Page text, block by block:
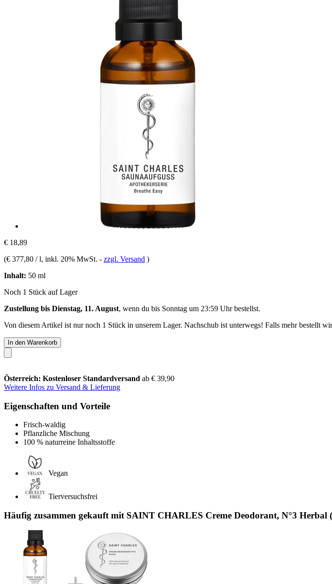
€ 18,89
(€ 377,80 / l, inkl. 20% MwSt. - zzgl. Versand )
Inhalt: 50 ml
Noch 1 Stück auf Lager
Zustellung bis Dienstag, 11. August, wenn du bis Sonntag um 23:59 Uhrbestellst.
Von diesem Artikel ist nur noch 1 Stück in unserem Lager. Nachschub ist unterwegs! Falls mehr bestellt
In den Warenkorb
Österreich: Kostenloser Standardversand ab € 39,90
Weitere Infos zu Versand & Lieferung
Eigenschaften und Vorteile
Frisch-waldig
Pflanzliche Mischung
100 % naturreine Inhaltsstoffe
Vegan
Tierversuchsfrei
Häufig zusammen gekauft mit SAINT CHARLES Creme Deodorant, N°3 Herbal